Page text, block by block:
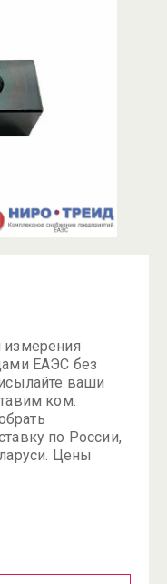
измерения
ЕАЭС без
ваши
ком.
по России,
Цены